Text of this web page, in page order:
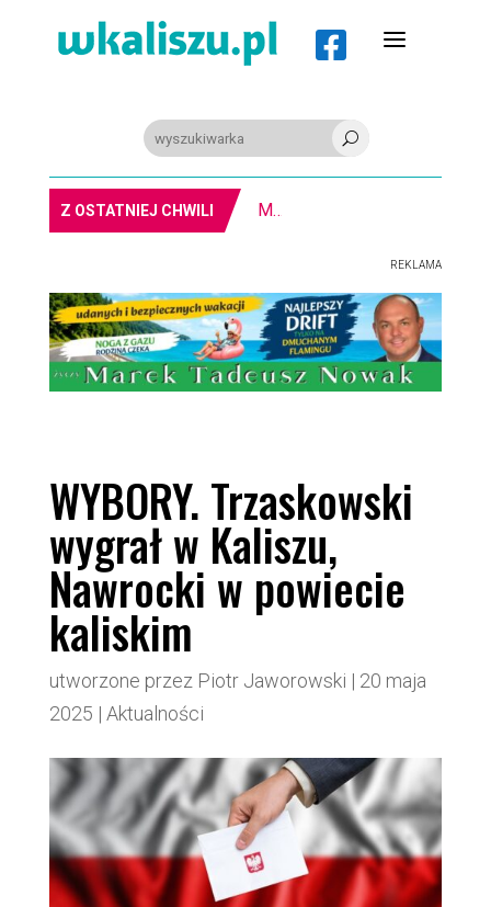
 a
U
Z OSTATNIEJ CHWILI
REKLAMA
WYBORY. Trzaskowski
wygrał w Kaliszu,
Nawrocki w powiecie
kaliskim
utworzone przez Piotr Jaworowski | 20 maja
2025 | Aktualności